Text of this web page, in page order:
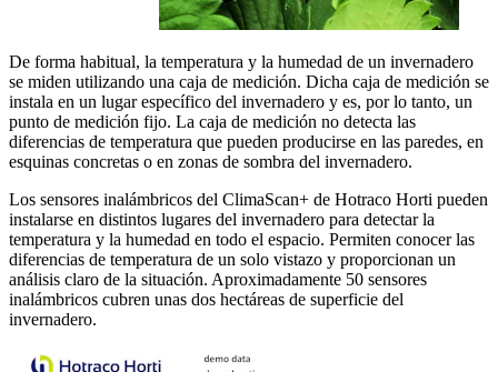
De forma habitual, la temperatura y la humedad de un invernadero
se miden utilizando una caja de medición. Dicha caja de medición se
instala en un lugar específico del invernadero y es, por lo tanto, un
punto de medición fijo. La caja de medición no detecta las
diferencias de temperatura que pueden producirse en las paredes, en
esquinas concretas o en zonas de sombra del invernadero.
Los sensores inalámbricos del ClimaScan+ de Hotraco Horti pueden
instalarse en distintos lugares del invernadero para detectar la
temperatura y la humedad en todo el espacio. Permiten conocer las
diferencias de temperatura de un solo vistazo y proporcionan un
análisis claro de la situación. Aproximadamente 50 sensores
inalámbricos cubren unas dos hectáreas de superficie del
invernadero.